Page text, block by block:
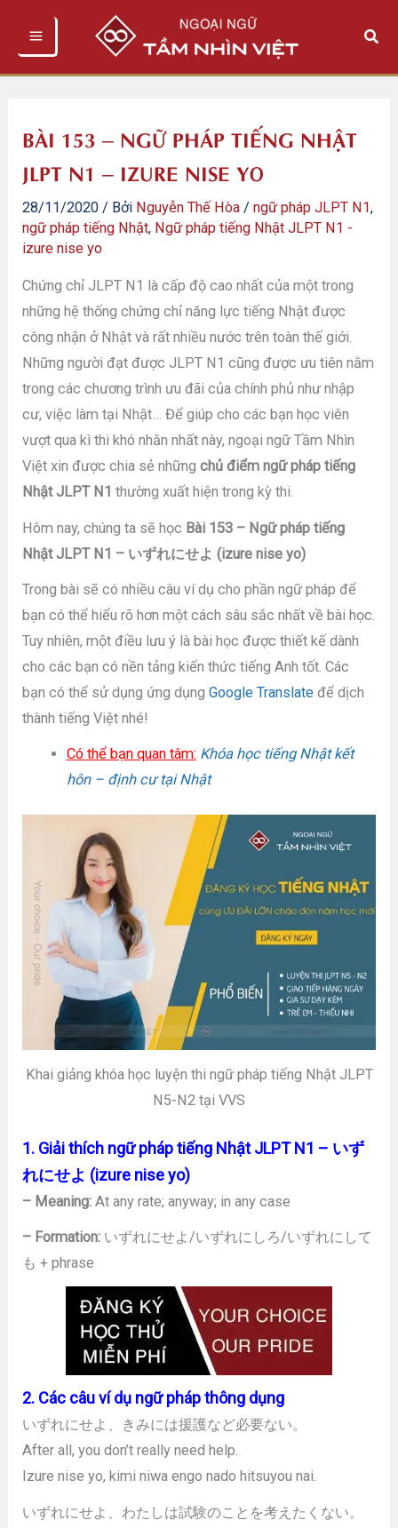
Tìm
BÀI 153 – NGỮ PHÁP TIẾNG NHẬT
JLPT N1 – IZURE NISE YO
28/11/2020 / Bởi Nguyễn Thế Hòa /ngữ pháp JLPT N1,
ngữ pháp tiếng Nhật, Ngữ pháp tiếng Nhật JLPT N1 -
izure nise yo
Chứng chỉ JLPT N1 là cấp độ cao nhất của một trong
những hệ thống chứng chỉ năng lực tiếng Nhật được
công nhận ở Nhật và rất nhiều nước trên toàn thế giới.
Những người đạt được JLPT N1 cũng được ưu tiên nằm
trong các chương trình ưu đãi của chính phủ như nhập
cư, việc làm tại Nhật… Để giúp cho các bạn học viên
vượt qua kì thi khó nhằn nhất này, ngoại ngữ Tầm Nhìn
Việt xin được chia sẻ nhữngchủ điểm ngữ pháp tiếng
Nhật JLPT N1 thường xuất hiện trong kỳ thi.
Hôm nay, chúng ta sẽ học Bài 153 – Ngữ pháp tiếng
Nhật JLPT N1 – いずれにせよ (izure nise yo)
Trong bài sẽ có nhiều câu ví dụ cho phần ngữ pháp để
bạn có thể hiểu rõ hơn một cách sâu sắc nhất về bài học.
Tuy nhiên, một điều lưu ý là bài học được thiết kế dành
cho các bạn có nền tảng kiến thức tiếng Anh tốt. Các
bạn có thể sử dụng ứng dụngGoogle Translate để dịch
thành tiếng Việt nhé!
Có thể bạn quan tâm: Khóa học tiếng Nhật kết
hôn – định cư tại Nhật
Khai giảng khóa học luyện thi ngữ pháp tiếng Nhật JLPT
N5-N2 tại VVS
1. Giải thích ngữ pháp tiếng Nhật JLPT N1 – いず
れにせよ (izure nise yo)
– Meaning: At any rate; anyway; in any case
– Formation: いずれにせよ/いずれにしろ/いずれにして
も + phrase
2. Các câu ví dụ ngữ pháp thông dụng
いずれにせよ、きみには援護など必要ない。
After all, you don’t really need help.
Izure nise yo, kimi niwa engo nado hitsuyou nai.
いずれにせよ、わたしは試験のことを考えたくない。